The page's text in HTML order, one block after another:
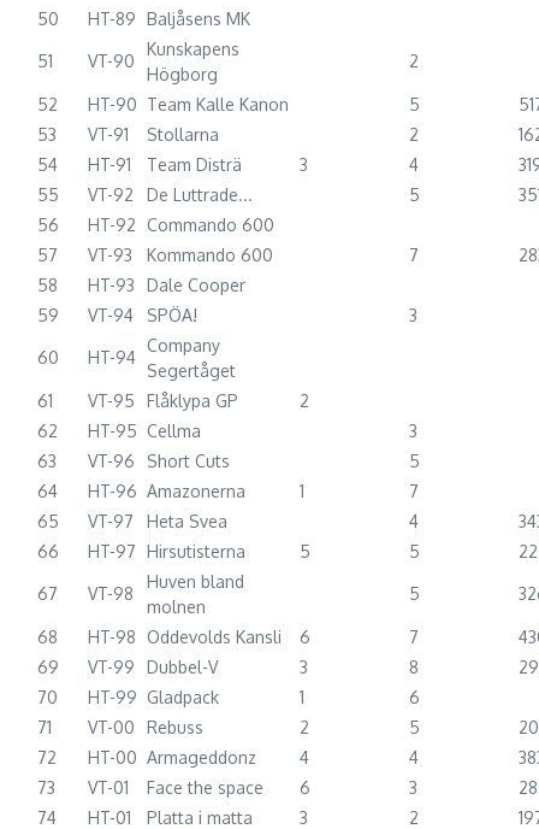
50
HT-89 Baljåsens MK
51 VT-90
Kunskapens
Högborg
2
52 HT-90 Team Kalle Kanon 5
53
VT-91 Stollarna 2
54
HT-91 Team Disträ 3 4
55
VT-92 De Luttrade... 5
56
HT-92 Commando 600
57
VT-93 Kommando 600 7
58
HT-93
Dale Cooper
59
VT-94 SPÖA! 3
60 HT-94
Company
Segertåget
61
VT-95 Flåklypa GP
2
62
HT-95 Cellma
3
63
VT-96 Short Cuts
5
64
HT-96 Amazonerna 1
7
65
VT-97 Heta Svea 4
66
HT-97 Hirsutisterna 5 5
67 VT-98
Huven bland
molnen
5
68 HT-98 Oddevolds Kansli 6 7
69
VT-99 Dubbel-V 3 8
70
HT-99 Gladpack 1
6
71
VT-00 Rebuss 2 5
72
HT-00 Armageddonz 4 4
73
VT-01 Face the space 6 3
74
HT-01 Platta i matta 3 2